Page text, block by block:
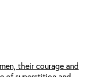
their courage and